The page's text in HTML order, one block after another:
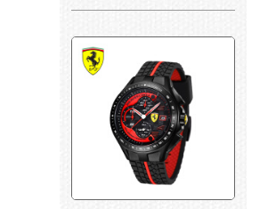
性のフルーション